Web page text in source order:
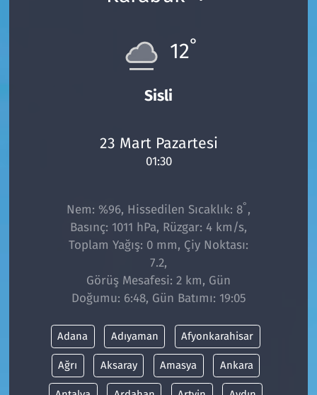
12°
Sisli
23 Mart Pazartesi
01:30
Nem: %96, Hissedilen Sıcaklık: 8° ,
Basınç: 1011 hPa, Rüzgar: 4 km/s,
Toplam Yağış: 0 mm, Çiy Noktası:
7.2,
Görüş Mesafesi: 2 km, Gün
Doğumu: 6:48, Gün Batımı: 19:05
Adana Adıyaman Afyonkarahisar
Ağrı Aksaray Amasya Ankara